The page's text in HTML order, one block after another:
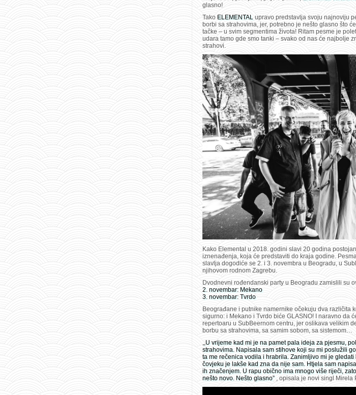
glasno!
Tako ELEMENTAL upravo predstavlja svoju najnoviju
borbi sa strahovima, jer, potrebno je nešto glasno što
tačke – u svim segmentima života! Ritam pesme je
udara tamo gde smo tanki – svako od nas će najbolje
strahovi.
Kako Elemental u 2018. godini slavi 20 godina
iznenađenja, koja će predstaviti do kraja godine.
slavlja dogodiće se 2. i 3. novembra u Beogradu, u
njihovom rodnom Zagrebu.
Dvodnevni rođendanski party u Beogradu zamislili su
2. novembar: Mekano
3. novembar: Tvrdo
Beograđane i putnike namernike očekuju dva različita
sigurno: i Mekano i Tvrdo biće GLASNO! I naravno da
repertoaru u SubBeernom centru, jer oslikava velikim
borbu sa strahovima, sa samim sobom, sa sistemom…
,,U vrijeme kad mi je na pamet pala ideja za pjesmu,
strahovima. Napisala sam stihove koji su mi poslužili
ta me rečenica vodila i hrabrila. Zanimljivo mi je
čovjeku je lakše kad zna da nije sam. Htjela sam
ih značenjem. U rapu obično ima mnogo više riječi,
nešto novo. Nešto glasno”, opisala je novi singl Mirela